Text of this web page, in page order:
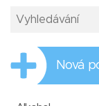
Nová